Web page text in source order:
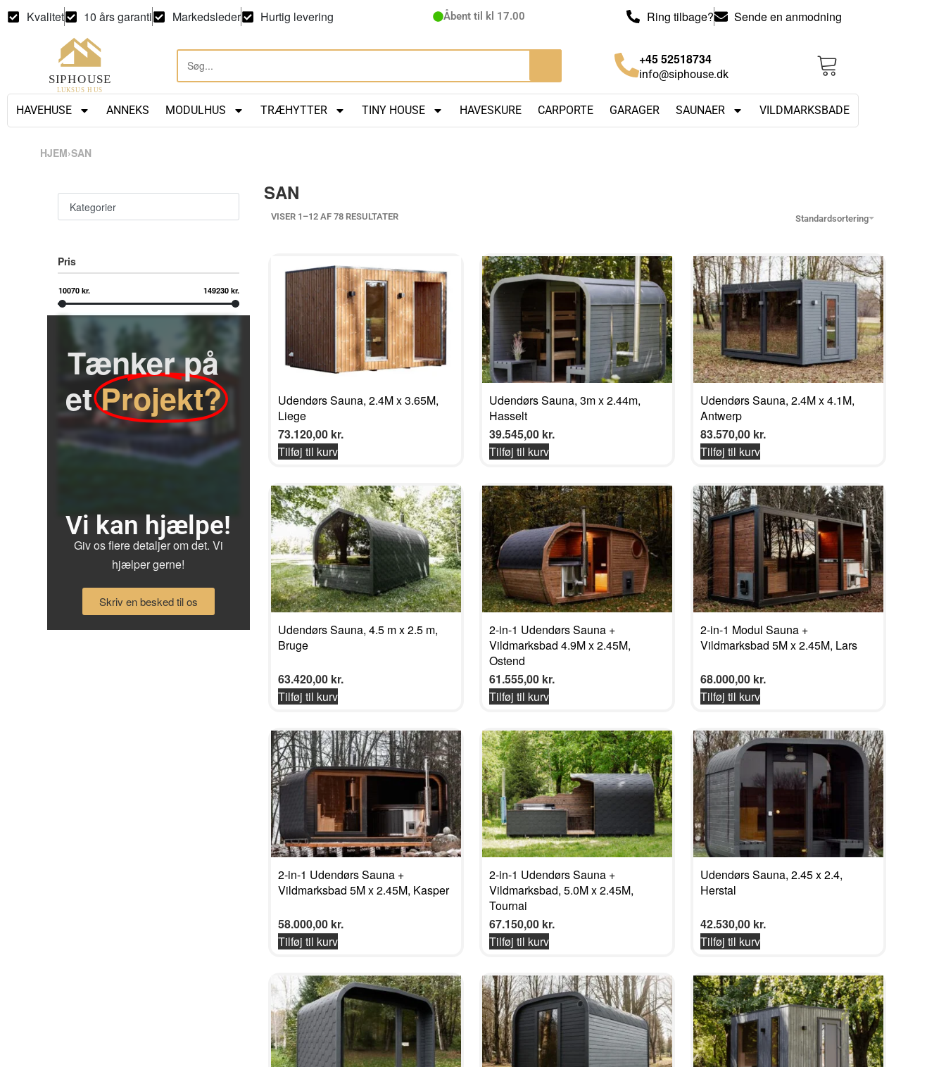
Kvalitet 10 års garanti Markedsleder Hurtig levering Åbent til kl 17.00 Ring tilbage? Sende en anmodning
+45 52518734
info@siphouse.dk
HAVEHUSE ANNEKS MODULHUS TRÆHYTTER TINY HOUSE HAVESKURE CARPORTE GARAGER SAUNAER VILDMARKSBADE
HJEM›SAN
Kategorier
Pris
10070 kr. 149230 kr.
Tænker på
et Projekt?
Vi kan hjælpe!
Giv os flere detaljer om det. Vi
hjælper gerne!
Skriv en besked til os
SAN
VISER 1–12 AF 78 RESULTATER Standardsortering
Udendørs Sauna, 2.4M x 3.65M,
Liege
73.120,00 kr.
Tilføj til kurv
Udendørs Sauna, 3m x 2.44m,
Hasselt
39.545,00 kr.
Tilføj til kurv
Udendørs Sauna, 2.4M x 4.1M,
Antwerp
83.570,00 kr.
Tilføj til kurv
Udendørs Sauna, 4.5 m x 2.5 m,
Bruge
63.420,00 kr.
Tilføj til kurv
2-in-1 Udendørs Sauna +
Vildmarksbad 4.9M x 2.45M,
Ostend
61.555,00 kr.
Tilføj til kurv
2-in-1 Modul Sauna +
Vildmarksbad 5M x 2.45M, Lars
68.000,00 kr.
Tilføj til kurv
2-in-1 Udendørs Sauna +
Vildmarksbad 5M x 2.45M, Kasper
58.000,00 kr.
Tilføj til kurv
2-in-1 Udendørs Sauna +
Vildmarksbad, 5.0M x 2.45M,
Tournai
67.150,00 kr.
Tilføj til kurv
Udendørs Sauna, 2.45 x 2.4,
Herstal
42.530,00 kr.
Tilføj til kurv